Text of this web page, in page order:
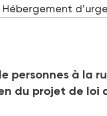
Hébergement
personnes à la
du projet de loi